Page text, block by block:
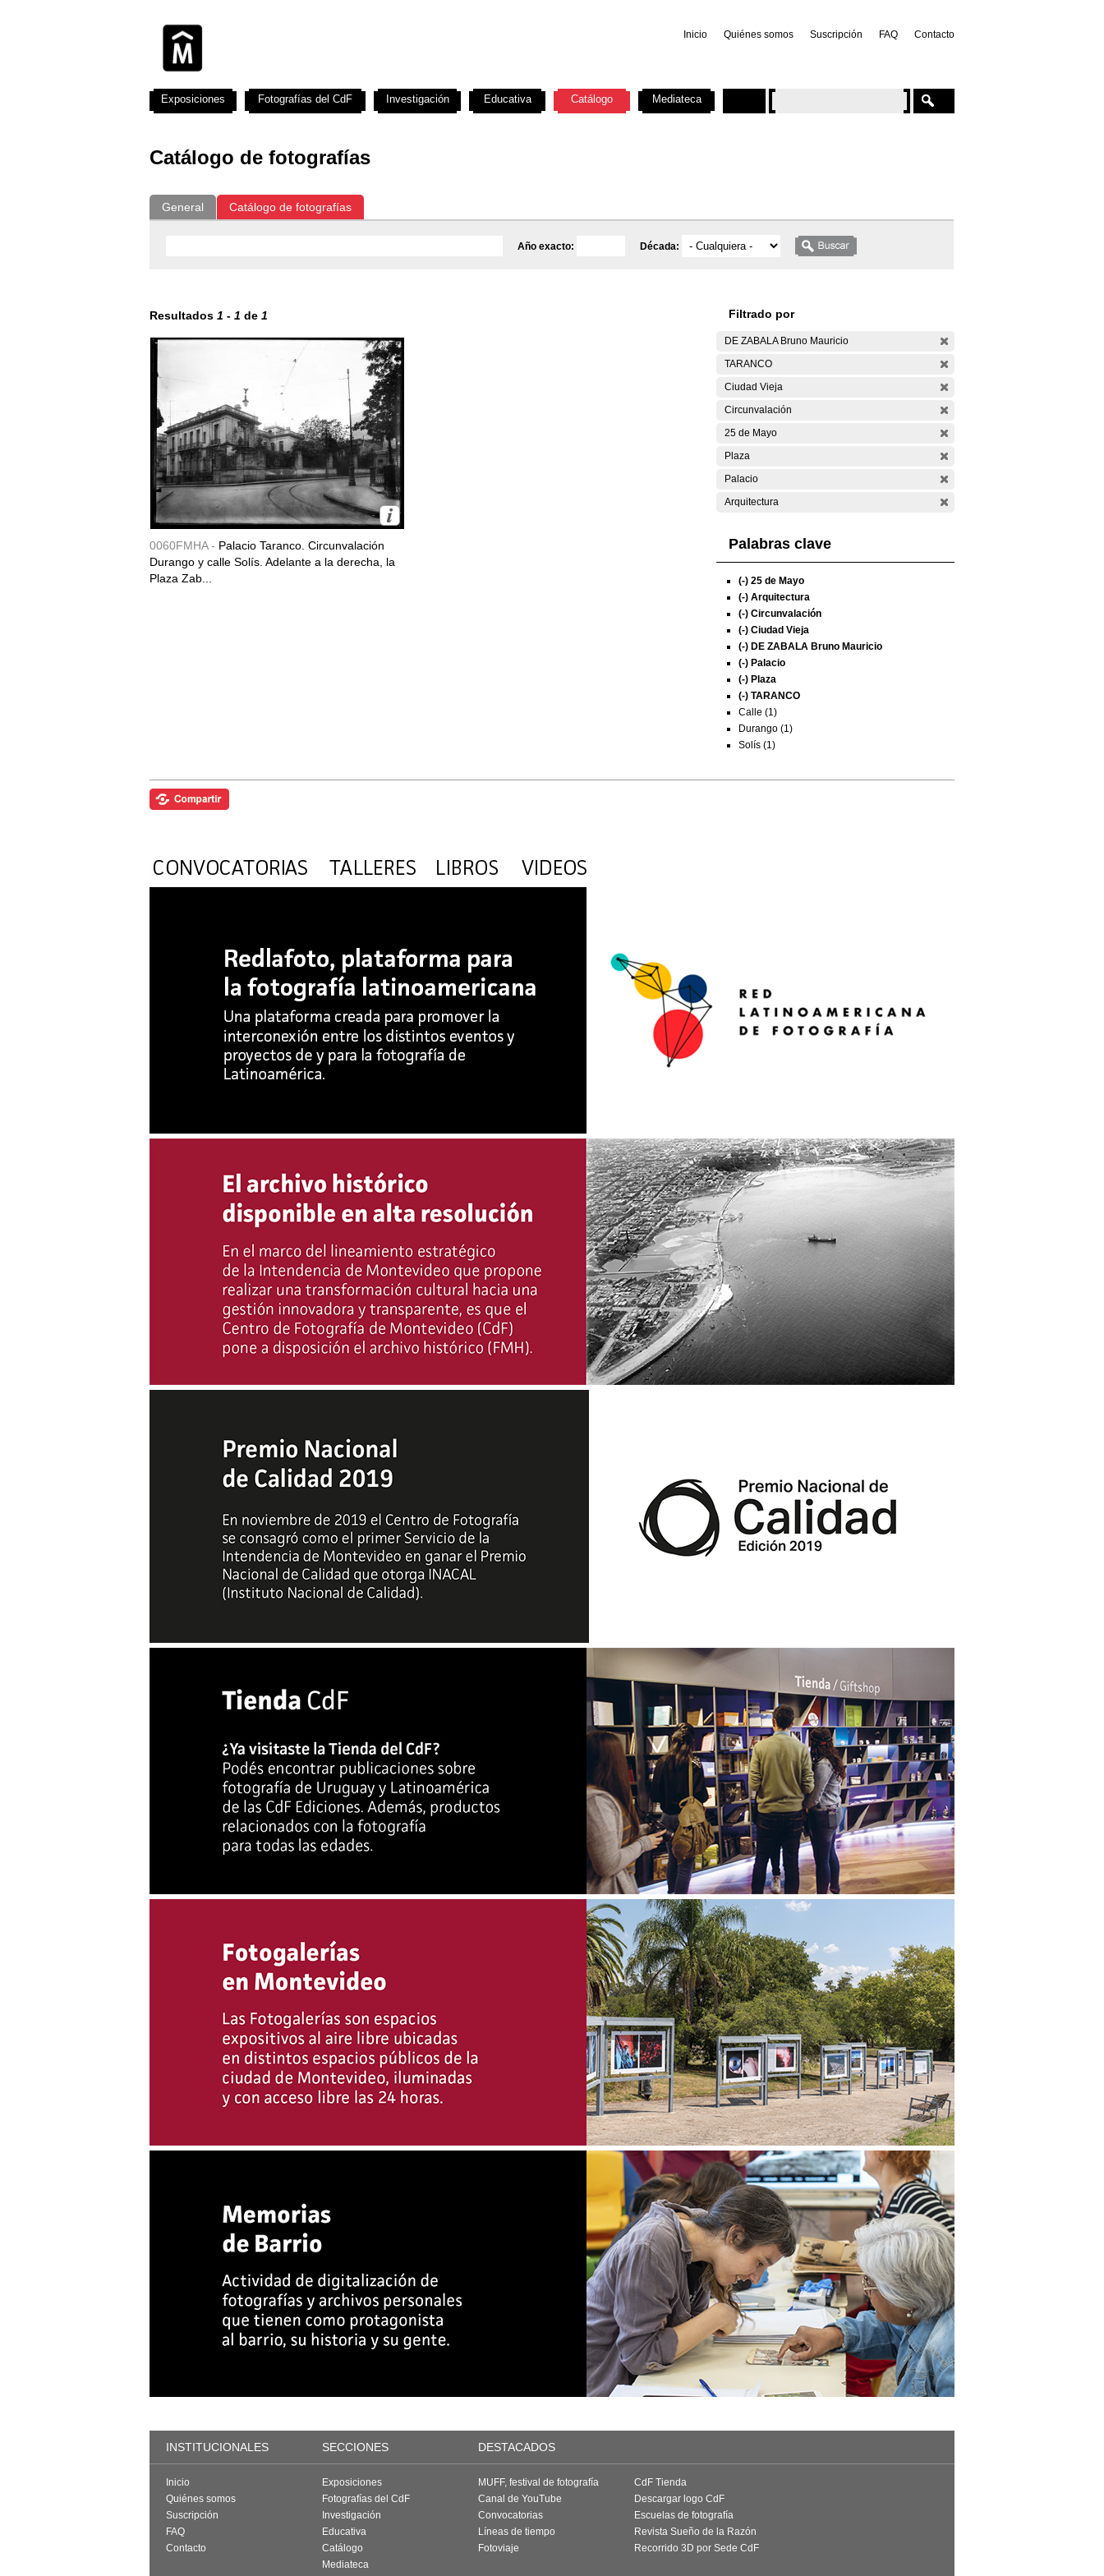
Inicio Quiénes somos Suscripción FAQ Contacto
Catálogo de fotografías
General Catálogo de fotografías
Año exacto: Década:
Resultados 1 - 1 de 1
0060FMHA - Palacio Taranco. Circunvalación
Durango y calle Solís. Adelante a la derecha, la
Plaza Zab...
Filtrado por
DE ZABALA Bruno Mauricio
TARANCO
Ciudad Vieja
Circunvalación
25 de Mayo
Plaza
Palacio
Arquitectura
Palabras clave
(-) 25 de Mayo
(-) Arquitectura
(-) Circunvalación
(-) Ciudad Vieja
(-) DE ZABALA Bruno Mauricio
(-) Palacio
(-) Plaza
(-) TARANCO
Calle (1)
Durango (1)
Solís (1)
Exposiciones Fotografías del CdF Investigación Educativa Catálogo Mediateca
INSTITUCIONALES SECCIONES DESTACADOS
Inicio
Quiénes somos
Suscripción
FAQ
Contacto
Exposiciones
Fotografías del CdF
Investigación
Educativa
Catálogo
Mediateca
MUFF, festival de fotografía
Canal de YouTube
Convocatorias
Líneas de tiempo
Fotoviaje
CdF Tienda
Descargar logo CdF
Escuelas de fotografía
Revista Sueño de la Razón
Recorrido 3D por Sede CdF